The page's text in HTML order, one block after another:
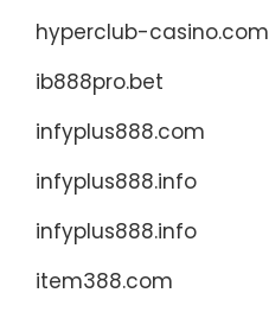
hyperclub-casino.com
ib888pro.bet
infyplus888.com
infyplus888.info
infyplus888.info
item388.com